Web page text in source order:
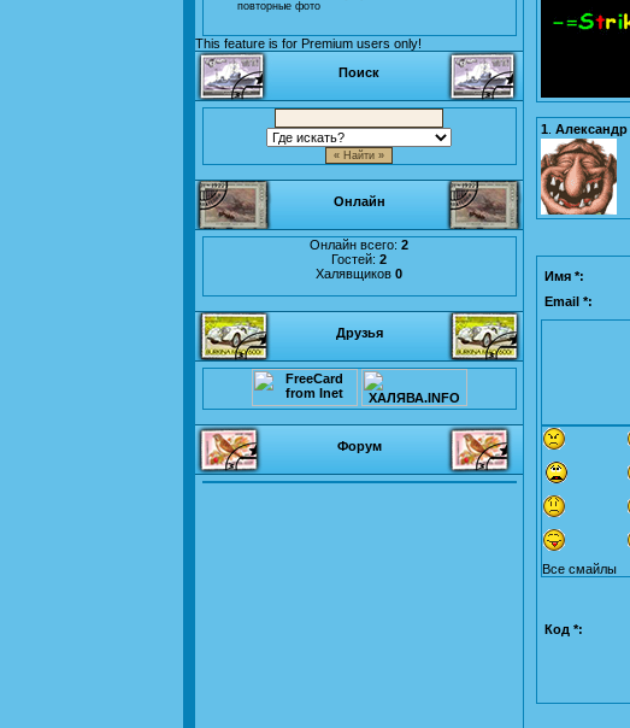
повторные фото
This feature is for Premium users only!
Поиск
Онлайн
Онлайн всего: 2
Гостей: 2
Халявщиков 0
Друзья
Форум
1 Александр
Имя *:
Email *:
Все смайлы
Код *: